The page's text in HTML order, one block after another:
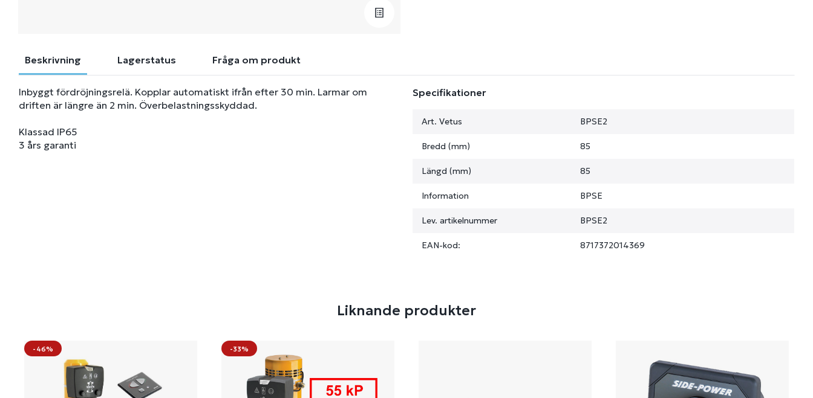
Beskrivning Lagerstatus Fråga om produkt
Inbyggt fördröjningsrelä. Kopplar automatiskt ifrån efter 30 min. Larmar om
driften är längre än 2 min. Överbelastningsskyddad.
Klassad IP65
3 års garanti
Specifikationer
Art. Vetus BPSE2
Bredd (mm) 85
Längd (mm) 85
Information BPSE
Lev. artikelnummer BPSE2
EAN-kod: 8717372014369
Liknande produkter
-46% -33%